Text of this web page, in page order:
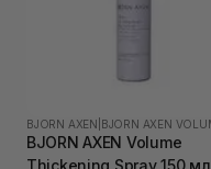
BJORN AXEN
BJORN AXEN Volume
Thickening Spray 150 мл